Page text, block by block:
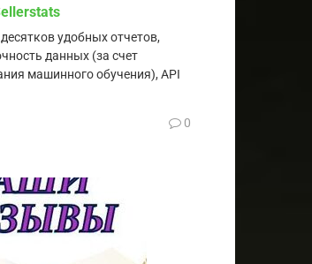
удобных отчетов,
данных (за счет
машинного обучения), API
0